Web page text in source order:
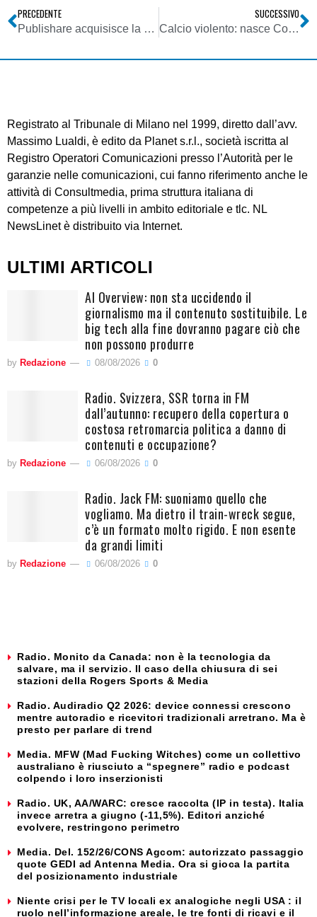
PRECEDENTE
Publishare acquisisce la concessione pubblicitaria di Telecupole e completa l’area Nielsen 1
SUCCESSIVO
Calcio violento: nasce Comitato applicazione per codice tv
Registrato al Tribunale di Milano nel 1999, diretto dall’avv.
Massimo Lualdi, è edito da Planet s.r.l., società iscritta al
Registro Operatori Comunicazioni presso l’Autorità per le
garanzie nelle comunicazioni, cui fanno riferimento anche le
attività di Consultmedia, prima struttura italiana di
competenze a più livelli in ambito editoriale e tlc. NL
NewsLinet è distribuito via Internet.
ULTIMI ARTICOLI
AI Overview: non sta uccidendo il
giornalismo ma il contenuto sostituibile. Le
big tech alla fine dovranno pagare ciò che
non possono produrre
by Redazione 08/08/2026 0
Radio. Svizzera, SSR torna in FM
dall’autunno: recupero della copertura o
costosa retromarcia politica a danno di
contenuti e occupazione?
by Redazione 06/08/2026 0
Radio. Jack FM: suoniamo quello che
vogliamo. Ma dietro il train-wreck segue,
c’è un formato molto rigido. E non esente
da grandi limiti
by Redazione 06/08/2026 0
Radio. Monito da Canada: non è la tecnologia da
salvare, ma il servizio. Il caso della chiusura di sei
stazioni della Rogers Sports & Media
Radio. Audiradio Q2 2026: device connessi crescono
mentre autoradio e ricevitori tradizionali arretrano. Ma è
presto per parlare di trend
Media. MFW (Mad Fucking Witches) come un collettivo
australiano è riusciuto a “spegnere” radio e podcast
colpendo i loro inserzionisti
Radio. UK, AA/WARC: cresce raccolta (IP in testa). Italia
invece arretra a giugno (-11,5%). Editori anziché
evolvere, restringono perimetro
Media. Del. 152/26/CONS Agcom: autorizzato passaggio
quote GEDI ad Antenna Media. Ora si gioca la partita
del posizionamento industriale
Niente crisi per le TV locali ex analogiche negli USA : il
ruolo nell’informazione areale, le tre fonti di ricavi e il